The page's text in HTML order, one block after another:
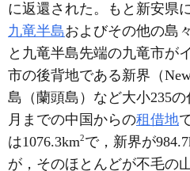
に返還された。もと新安県
九竜半島およびその他の島
と九竜半島先端の九竜市が
市の後背地である新界（
島（蘭頭島）など大小235
月までの中国からの租借地
は1076.3km2で，新界が
が，そのほとんどが不毛の